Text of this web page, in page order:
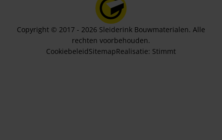
Copyright © 2017 - 2026 Sleiderink Bouwmaterialen. Alle
rechten voorbehouden.
CookiebeleidSitemapRealisatie: Stimmt